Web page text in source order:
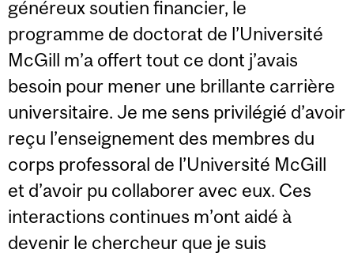
généreux soutien financier, le
programme de doctorat de l’Université
McGill m’a offert tout ce dont j’avais
besoin pour mener une brillante carrière
universitaire. Je me sens privilégié d’avoir
reçu l’enseignement des membres du
corps professoral de l’Université McGill
et d’avoir pu collaborer avec eux. Ces
interactions continues m’ont aidé à
devenir le chercheur que je suis